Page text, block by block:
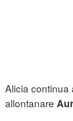
Alicia continua
allontanare